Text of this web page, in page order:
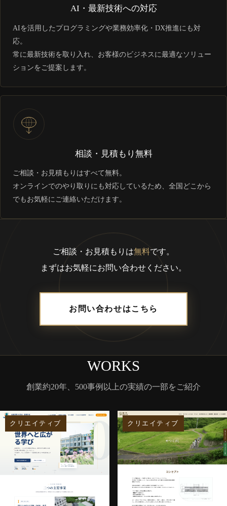
AI・最新技術への対応
AIを活用したプログラミングや業務効率化・DX推進にも対
応。
常に最新技術を取り入れ、お客様のビジネスに最適なソリュー
ションをご提案します。
相談・見積もり無料
ご相談・お見積もりはすべて無料。
オンラインでのやり取りにも対応しているため、全国どこから
でもお気軽にご連絡いただけます。
ご相談・お見積もりは無料です。
まずはお気軽にお問い合わせください。
お問い合わせはこちら
WORKS
創業約20年、500事例以上の実績の一部をご紹介
クリエイティブ クリエイティブ